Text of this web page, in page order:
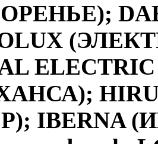
IBERNA